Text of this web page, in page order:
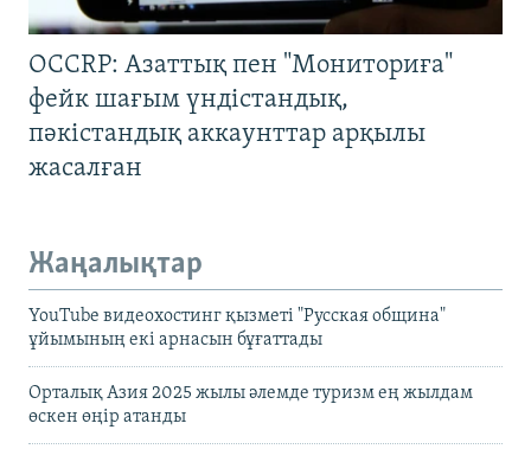
OCCRP: Азаттық пен "Мониториға"
фейк шағым үндістандық,
пәкістандық аккаунттар арқылы
жасалған
Жаңалықтар
YouTube видеохостинг қызметі "Русская община"
ұйымының екі арнасын бұғаттады
Орталық Азия 2025 жылы әлемде туризм ең жылдам
өскен өңір атанды